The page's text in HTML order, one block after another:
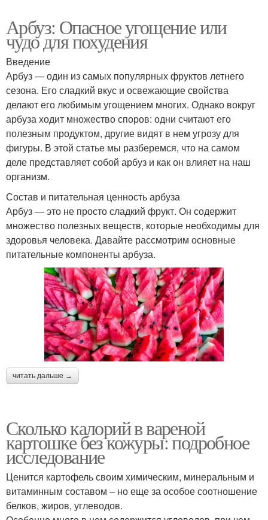
Арбуз: Опасное угощение или
чудо для похудения
Введение
Арбуз — один из самых популярных фруктов летнего
сезона. Его сладкий вкус и освежающие свойства
делают его любимым угощением многих. Однако вокруг
арбуза ходит множество споров: одни считают его
полезным продуктом, другие видят в нем угрозу для
фигуры. В этой статье мы разберемся, что на самом
деле представляет собой арбуз и как он влияет на наш
организм.
Состав и питательная ценность арбуза
Арбуз — это не просто сладкий фрукт. Он содержит
множество полезных веществ, которые необходимы для
здоровья человека. Давайте рассмотрим основные
питательные компоненты арбуза.
читать дальше →
Сколько калорий в вареной
картошке без кожуры: подробное
исследование
Ценится картофель своим химическим, минеральным и
витаминным составом – но еще за особое соотношение
белков, жиров, углеводов.